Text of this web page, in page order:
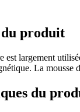
produit
est largement
La mousse
du